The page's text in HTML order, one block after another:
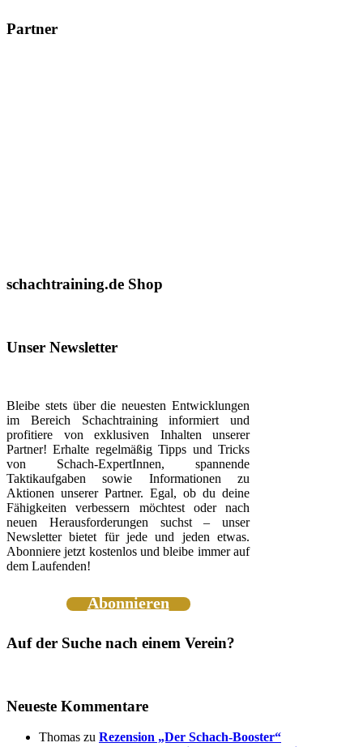
Partner
schachtraining.de Shop
Unser Newsletter
Bleibe stets über die neuesten Entwicklungen
im Bereich Schachtraining informiert und
profitiere von exklusiven Inhalten unserer
Partner! Erhalte regelmäßig Tipps und Tricks
von Schach-ExpertInnen, spannende
Taktikaufgaben sowie Informationen zu
Aktionen unserer Partner. Egal, ob du deine
Fähigkeiten verbessern möchtest oder nach
neuen Herausforderungen suchst – unser
Newsletter bietet für jede und jeden etwas.
Abonniere jetzt kostenlos und bleibe immer auf
dem Laufenden!
Abonnieren
Auf der Suche nach einem Verein?
Neueste Kommentare
Thomas zu Rezension „Der Schach-Booster“